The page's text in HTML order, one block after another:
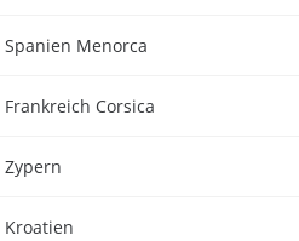
Spanien Menorca
Frankreich Corsica
Zypern
Kroatien